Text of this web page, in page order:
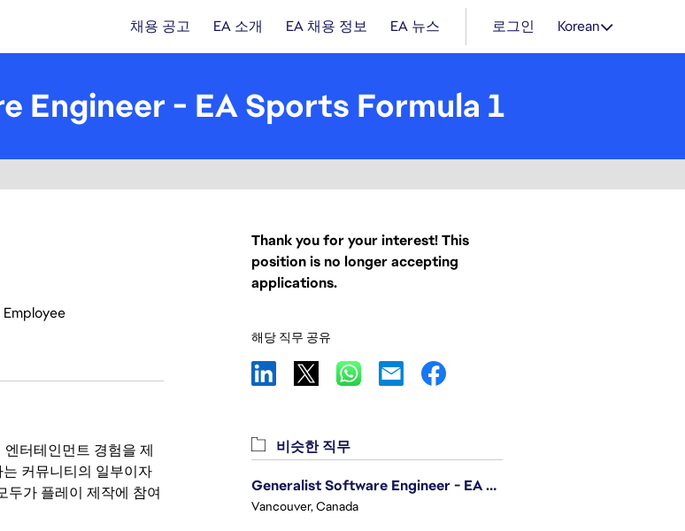
채용 공고 EA 소개 EA 채용 정보 EA 뉴스 로그인 Korean
Engineer - EA Sports Formula 1
Employee
터테인먼트 경험을 제
커뮤니티의 일부이자
두가 플레이 제작에 참여
Thank you for your interest! This
position is no longer accepting
applications.
해당 직무 공유
비슷한 직무
Generalist Software Engineer - EA Sports FC
Vancouver, Canada